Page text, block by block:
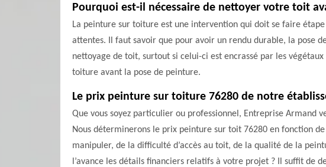
Pourquoi est-il nécessaire de nettoyer votre toit
La peinture sur toiture est une intervention qui doit se faire
attentes. Il faut savoir que pour avoir un rendu durable, la pose
nettoyage de toit, surtout si celui-ci est encrassé par les
toiture avant la pose de peinture.
Le prix peinture sur toiture 76280 de notre
Que vous soyez particulier ou professionnel, Entreprise
Nous déterminerons le prix peinture sur toit 76280 en fonction
manipuler, de la difficulté d’accès au toit, de la qualité de la
l’avance les détails financiers relatifs à votre projet ? Il suffit de